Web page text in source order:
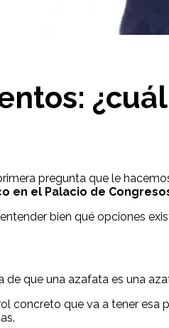
pregunta que le
en el Palacio de
bien qué opciones
que una azafata es una
concreto que va a tener esa